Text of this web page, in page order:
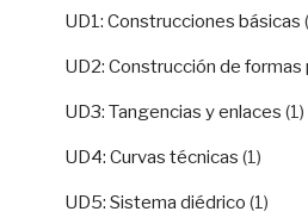
UD1: Construcciones básicas
UD2: Construcción de formas
UD3: Tangencias y enlaces (1)
UD4: Curvas técnicas (1)
UD5: Sistema diédrico (1)